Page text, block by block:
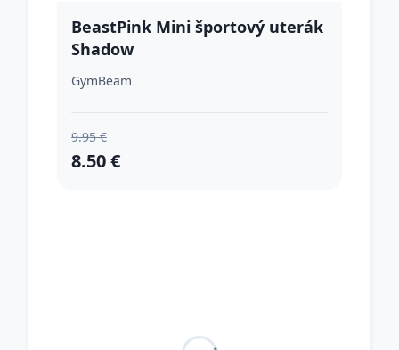
BeastPink Mini športový uterák
Shadow
GymBeam
9.95 €
8.50 €